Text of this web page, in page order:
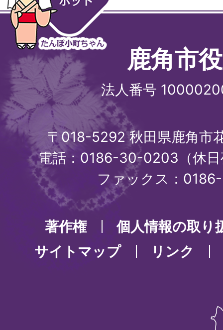
鹿角市
法人番号
〒018-5292 秋田県鹿角市
電話：0186-30-0203（休
ファックス：
著作権
個人情報の取り
サイトマップ
リンク